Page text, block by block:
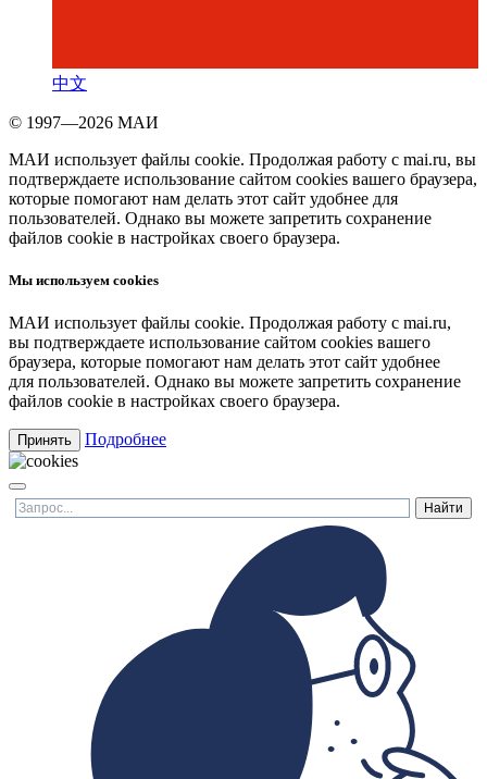
中文
© 1997—2026 МАИ
МАИ использует файлы cookie. Продолжая работу с mai.ru, вы
подтверждаете использование сайтом cookies вашего браузера,
которые помогают нам делать этот сайт удобнее для
пользователей. Однако вы можете запретить сохранение
файлов cookie в настройках своего браузера.
Мы используем cookies
МАИ использует файлы cookie. Продолжая работу с mai.ru,
вы подтверждаете использование сайтом cookies вашего
браузера, которые помогают нам делать этот сайт удобнее
для пользователей. Однако вы можете запретить сохранение
файлов cookie в настройках своего браузера.
Принять Подробнее